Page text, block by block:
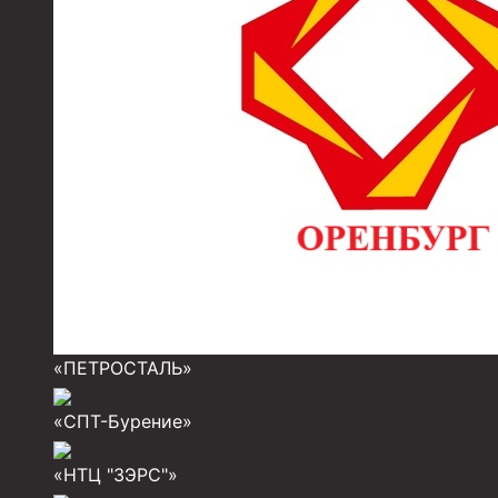
Муфты для обсадных труб
Муфта БТС 168
Муфта ОТТМ 245
«ПЕТРОСТАЛЬ»
«СПТ-Бурение»
«НТЦ "ЗЭРС"»